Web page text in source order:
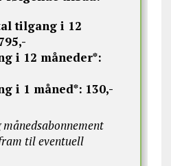
tilgang i 12
i 12 måneder*:
i 1 måned*: 130,-
til eventuell